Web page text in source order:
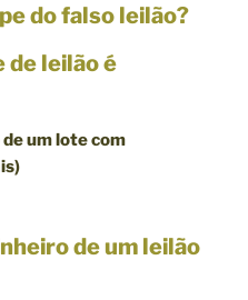
do falso leilão?
de leilão é
um lote com
de um leilão